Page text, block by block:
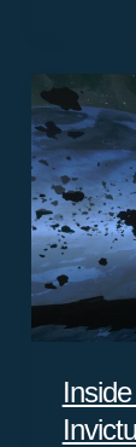
dans
l’Alpha
4.1.1